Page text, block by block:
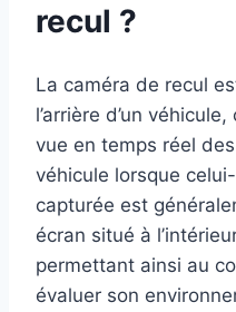
recul ?
La caméra de recul
l’arrière d’un
vue en temps réel
véhicule lorsque
capturée est
écran situé à
permettant ainsi au
évaluer son